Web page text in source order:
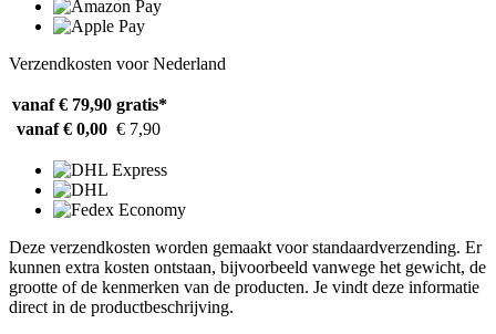
Verzendkosten voor Nederland
vanaf € 79,90 gratis*
vanaf € 0,00 € 7,90
Deze verzendkosten worden gemaakt voor standaardverzending. Er
kunnen extra kosten ontstaan, bijvoorbeeld vanwege het gewicht, de
grootte of de kenmerken van de producten. Je vindt deze informatie
direct in de productbeschrijving.